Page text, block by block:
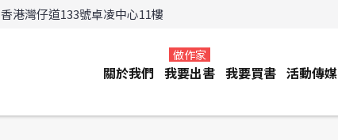
香港灣仔道133號卓凌中心11樓
關於我們 我要出書
做作家
我要買書 活動傳媒